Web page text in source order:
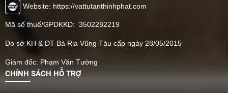
Website: https://vattutanthinhphat.com
Mã số thuế/GPDKKD: 3502282219
Do sở KH & ĐT Bà Rịa Vũng Tàu cấp ngày 28/05/2015
Giám đốc: Phạm Văn Tường
CHÍNH SÁCH HỖ TRỢ